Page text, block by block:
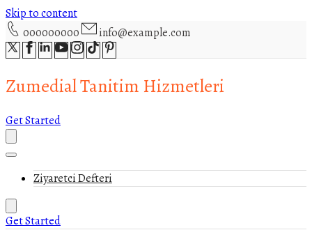
Skip to content
000000000
info@example.com
Zumedial Tanitim Hizmetleri
Get Started
Ziyaretci Defteri
Get Started